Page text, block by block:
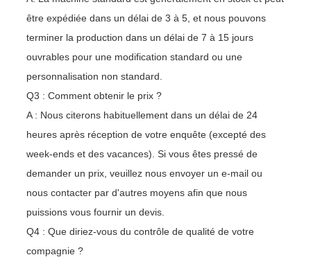
être expédiée dans un délai de 3 à 5, et nous pouvons
terminer la production dans un délai de 7 à 15 jours
ouvrables pour une modification standard ou une
personnalisation non standard.
Q3 : Comment obtenir le prix ?
A : Nous citerons habituellement dans un délai de 24
heures après réception de votre enquête (excepté des
week-ends et des vacances). Si vous êtes pressé de
demander un prix, veuillez nous envoyer un e-mail ou
nous contacter par d'autres moyens afin que nous
puissions vous fournir un devis.
Q4 : Que diriez-vous du contrôle de qualité de votre
compagnie ?